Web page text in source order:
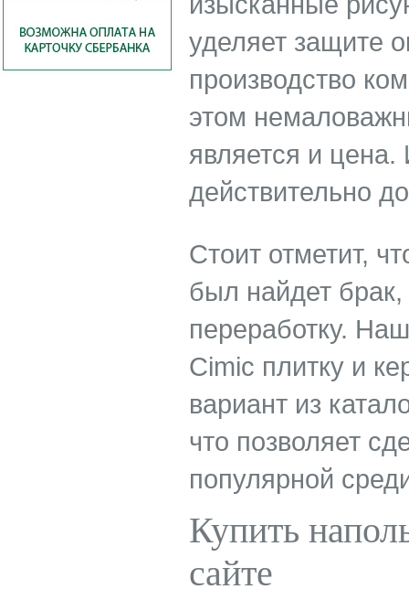
уделяет защите
производство
этом
является и
действительно
Стоит отметит,
был найдет брак,
переработку.
Cimic плитку и
вариант из
что позволяет
популярной
Купить
сайте